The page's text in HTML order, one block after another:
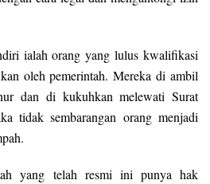
ialah orang yang lulus kwalifikasi
oleh pemerintah. Mereka di ambil
dan di kukuhkan melewati Surat
tidak sembarangan orang menjadi
yang telah resmi ini punya hak